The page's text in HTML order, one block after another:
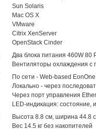
Sun Solaris
Mac OS X
VMware
Citrix XenServer
OpenStack Cinder
Два блока питания 460W 80
Вентиляторы охлаждения с
По сети - Web-based
Локально - через
Через порт управления
LED-индикация: состояние,
Высота 8.8 см, ширина 44.8
Вес 14.5 кг без накопителей